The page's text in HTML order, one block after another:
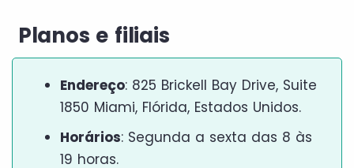
Planos e filiais
Endereço: 825 Brickell Bay Drive, Suite
1850 Miami, Flórida, Estados Unidos.
Horários: Segunda a sexta das 8 às
19 horas.